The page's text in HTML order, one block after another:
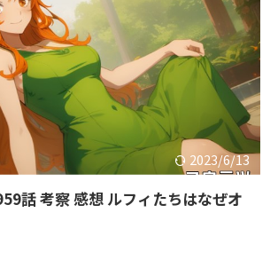
2023/6/13
話 考察 感想 ルフィたちはなぜオ